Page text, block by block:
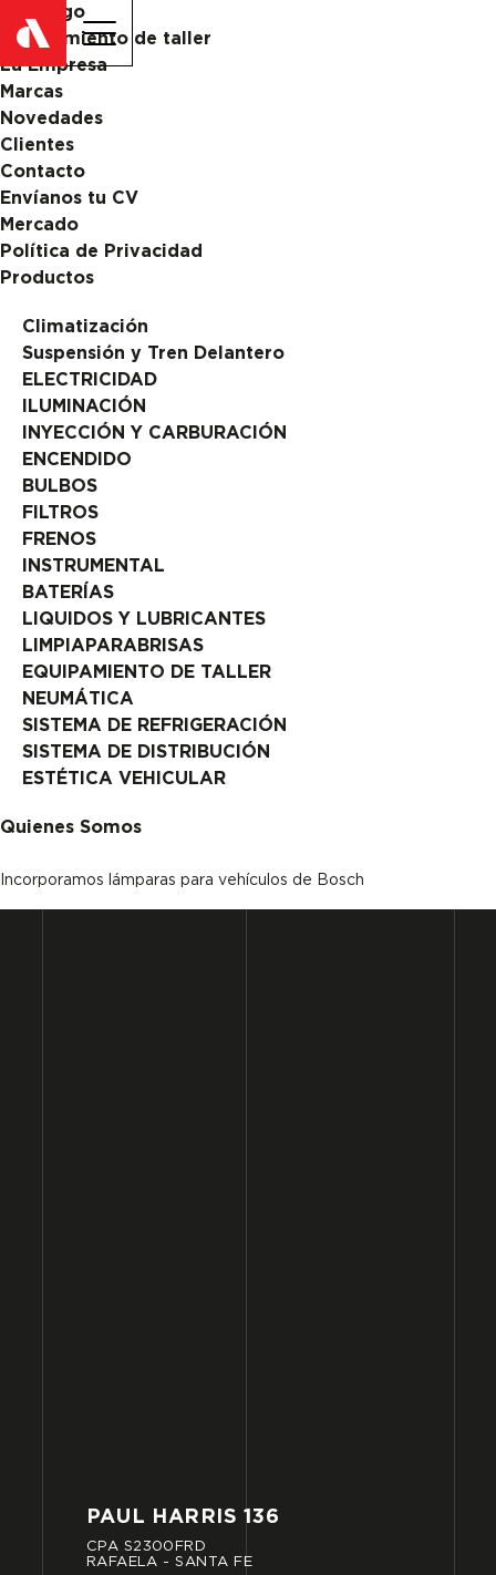
Catalogo
Equipamiento de taller
La Empresa
Marcas
Novedades
Clientes
Contacto
Envíanos tu CV
Mercado
Política de Privacidad
Productos
Climatización
Suspensión y Tren Delantero
ELECTRICIDAD
ILUMINACIÓN
INYECCIÓN Y CARBURACIÓN
ENCENDIDO
BULBOS
FILTROS
FRENOS
INSTRUMENTAL
BATERÍAS
LIQUIDOS Y LUBRICANTES
LIMPIAPARABRISAS
EQUIPAMIENTO DE TALLER
NEUMÁTICA
SISTEMA DE REFRIGERACIÓN
SISTEMA DE DISTRIBUCIÓN
ESTÉTICA VEHICULAR
Quienes Somos
Incorporamos lámparas para vehículos de Bosch
PAUL HARRIS 136
CPA S2300FRD
RAFAELA
- SANTA FE